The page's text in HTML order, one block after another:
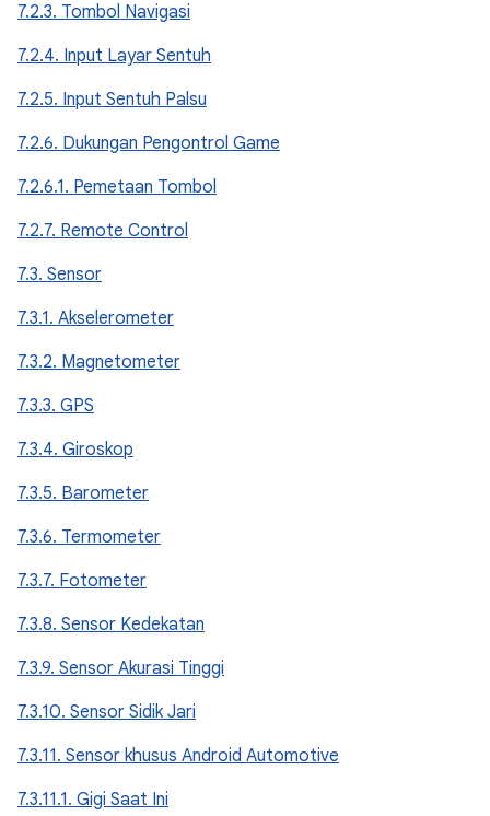
7.2.3. Tombol Navigasi
7.2.4. Input Layar Sentuh
7.2.5. Input Sentuh Palsu
7.2.6. Dukungan Pengontrol Game
7.2.6.1. Pemetaan Tombol
7.2.7. Remote Control
7.3. Sensor
7.3.1. Akselerometer
7.3.2. Magnetometer
7.3.3. GPS
7.3.4. Giroskop
7.3.5. Barometer
7.3.6. Termometer
7.3.7. Fotometer
7.3.8. Sensor Kedekatan
7.3.9. Sensor Akurasi Tinggi
7.3.10. Sensor Sidik Jari
7.3.11. Sensor khusus Android Automotive
7.3.11.1. Gigi Saat Ini